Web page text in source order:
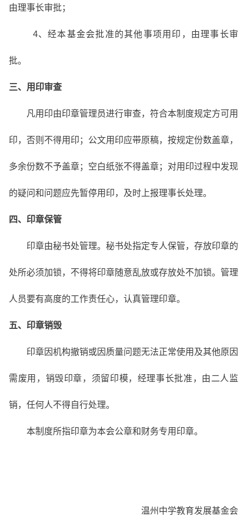
由理事长审批；
4、经本基金会批准的其他事项用印，由理事长审
批。
三、用印审查
凡用印由印章管理员进行审查，符合本制度规定方可用
印，否则不得用印；公文用印应带原稿，按规定份数盖章，
多余份数不予盖章；空白纸张不得盖章；对用印过程中发现
的疑问和问题应先暂停用印，及时上报理事长处理。
四、印章保管
印章由秘书处管理。秘书处指定专人保管，存放印章的
处所必须加锁，不得将印章随意乱放或存放处不加锁。管理
人员要有高度的工作责任心，认真管理印章。
五、印章销毁
印章因机构撤销或因质量问题无法正常使用及其他原因
需废用，销毁印章，须留印模，经理事长批准，由二人监
销，任何人不得自行处理。
本制度所指印章为本会公章和财务专用印章。
温州中学教育发展基金会